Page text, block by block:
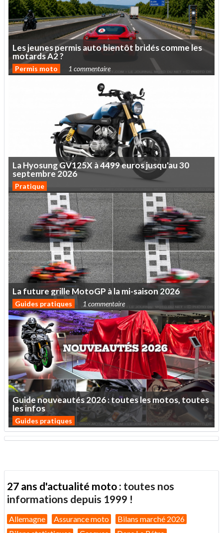
Lesjeunespermisautobientôt bridéscommeles
motardsA2?
Permis moto 1 commentaire
LaHyosungGV125X à4499eurosjusqu'au30
septembre2026
Pratique
Lafuturegrille MotoGP àlami-saison 2026
Guides pratiques 1 commentaire
Guidenouveautés2026:touteslesmotos,toutes
lesinfos
Guides pratiques
27 ans d'actualité moto : toutes nos
informations depuis 1999 !
Allemagne Assurance moto
Bilans marché 2026